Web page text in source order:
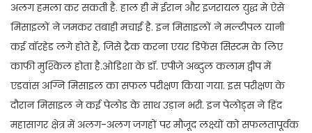
अलग हमला कर सकती है. हाल ही में ईरान और इजरायल युद्ध मे ऐसे
मिसाइलों ने जमकर तबाही मचाई है. इन मिसाइलों ने मल्टीपल यानी
कई वॉरहेड लगे होते हैं, जिसे ट्रैक करना एयर डिफेंस सिस्टम के लिए
काफी मुश्किल होता है.ओडिशा के डॉ. एपीजे अब्दुल कलाम द्वीप में
एडवांस अग्नि मिसाइल का सफल परीक्षण किया गया. इस परीक्षण के
दौरान मिसाइल ने कई पेलोड के साथ उड़ान भरी. इन पेलोड्स ने हिंद
महासागर क्षेत्र में अलग-अलग जगहों पर मौजूद लक्ष्यों को सफलतापूर्वक